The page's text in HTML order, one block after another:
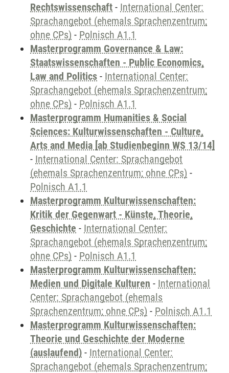
Rechtswissenschaft - International Center:
Sprachangebot (ehemals Sprachenzentrum;
ohne CPs) - Polnisch A1.1
Masterprogramm Governance & Law:
Staatswissenschaften - Public Economics,
Law and Politics - International Center:
Sprachangebot (ehemals Sprachenzentrum;
ohne CPs) - Polnisch A1.1
Masterprogramm Humanities & Social
Sciences: Kulturwissenschaften - Culture,
Arts and Media [ab Studienbeginn WS 13/14]
- International Center: Sprachangebot
(ehemals Sprachenzentrum; ohne CPs) -
Polnisch A1.1
Masterprogramm Kulturwissenschaften:
Kritik der Gegenwart - Künste, Theorie,
Geschichte - International Center:
Sprachangebot (ehemals Sprachenzentrum;
ohne CPs) - Polnisch A1.1
Masterprogramm Kulturwissenschaften:
Medien und Digitale Kulturen - International
Center: Sprachangebot (ehemals
Sprachenzentrum; ohne CPs) - Polnisch A1.1
Masterprogramm Kulturwissenschaften:
Theorie und Geschichte der Moderne
(auslaufend) - International Center:
Sprachangebot (ehemals Sprachenzentrum;